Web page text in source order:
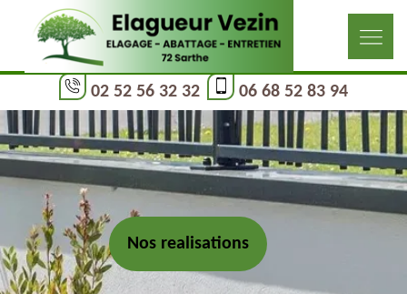
02 52 56 32 32 06 68 52 83 94
Nos realisations